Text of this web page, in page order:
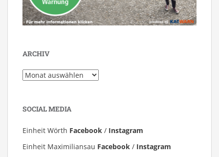
ARCHIV
Archiv
SOCIAL MEDIA
Einheit Wörth Facebook / Instagram
Einheit Maximiliansau Facebook / Instagram